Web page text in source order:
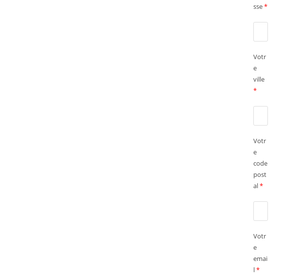
sse*
Votr
e
ville
*
Votr
e
code
post
al*
Votr
e
emai
l*